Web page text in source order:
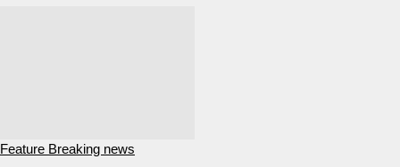
Feature Breaking news